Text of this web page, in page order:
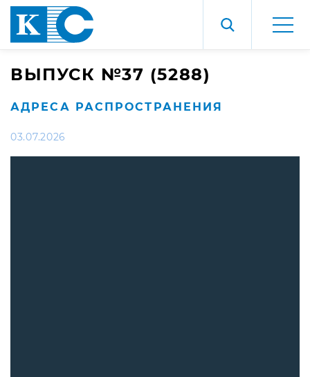
ВЫПУСК №37 (5288)
АДРЕСА РАСПРОСТРАНЕНИЯ
03.07.2026